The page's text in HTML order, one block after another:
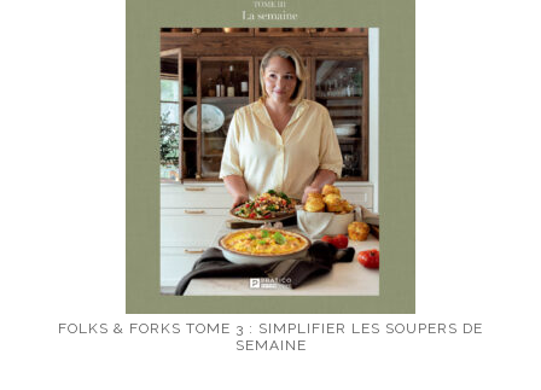
FOLKS & FORKS TOME 3 : SIMPLIFIER LES SOUPERS DE
SEMAINE